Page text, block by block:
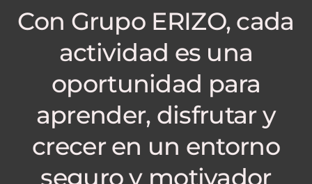
Con Grupo ERIZO, cada
actividad es una
oportunidad para
aprender, disfrutar y
crecer en un entorno
seguro y motivador